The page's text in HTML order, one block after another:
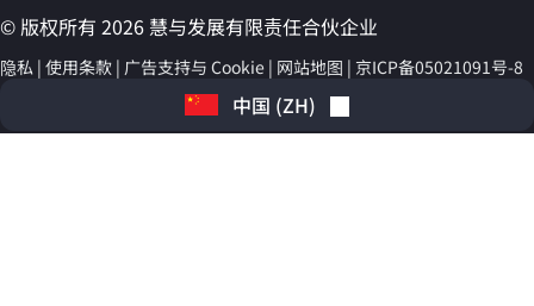
© 版权所有 2026 慧与发展有限责任合伙企业
隐私 使用条款 广告支持与 Cookie 网站地图 京ICP备05021091号-8
中国 (ZH)